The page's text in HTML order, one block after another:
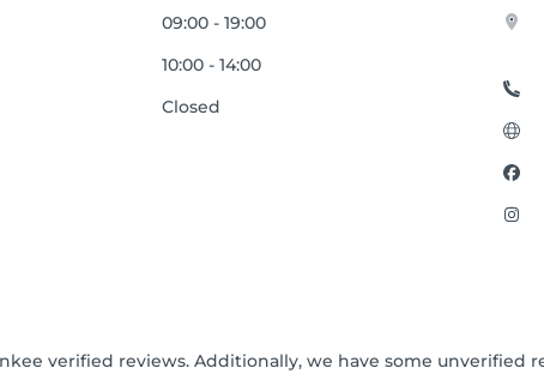
09:00 - 19:00
10:00 - 14:00
Closed
verified reviews. Additionally, we have some